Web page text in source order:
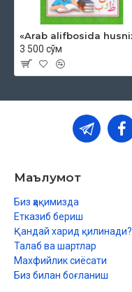
3 500 сўм
Маълумот
Биз ҳақимизда
Етказиб бериш
Қандай харид қилинади?
Талаб ва шартлар
Махфийлик сиёсати
Биз билан боғланиш